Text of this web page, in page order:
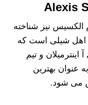
الکسیس نیز شناخته
اهل شیلی است که
و تیم
عنوان بهترین
می شود.